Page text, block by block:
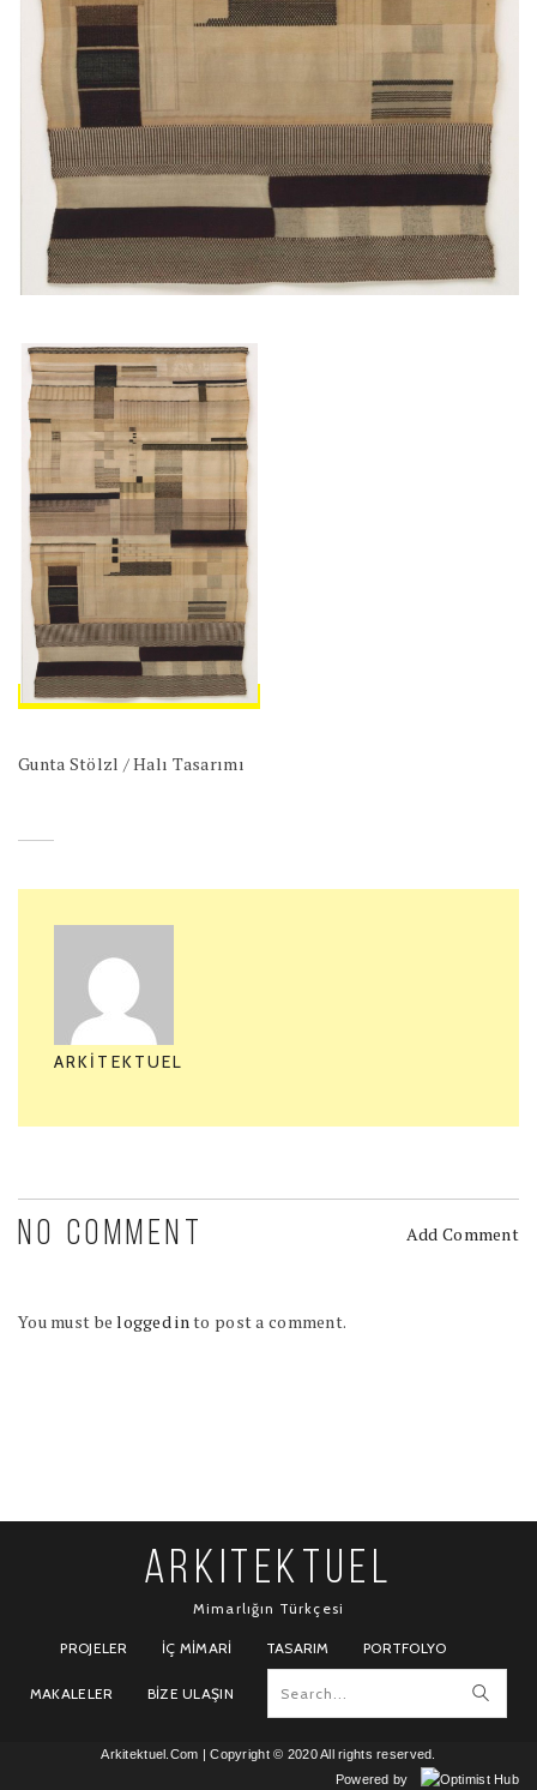
Gunta Stölzl / Halı Tasarımı
ARKITEKTUEL
NO COMMENT Add Comment
You must belogged into post a comment.
ARKITEKTUEL
Mimarlığın Türkçesi
PROJELER İÇ MIMARI TASARIM PORTFOLYO
MAKALELER BIZE ULAŞIN
Arkitektuel.Com | Copyright © 2020 All rights reserved.
Powered by